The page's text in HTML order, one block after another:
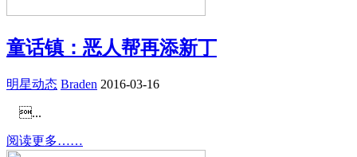
童话镇：恶人帮再添新丁
明星动态 Braden 2016-03-16
...
阅读更多……